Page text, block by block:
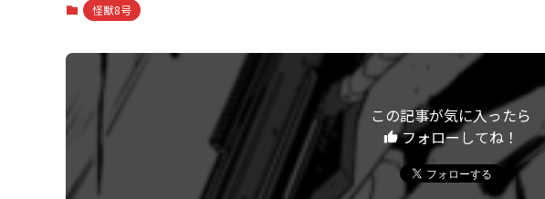
怪獣8号
この記事が気に入ったら
フォローしてね！